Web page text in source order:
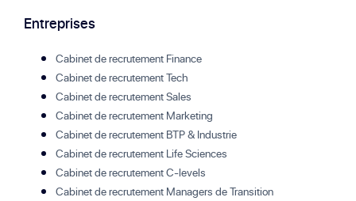
Entreprises
Cabinet de recrutement Finance
Cabinet de recrutement Tech
Cabinet de recrutement Sales
Cabinet de recrutement Marketing
Cabinet de recrutement BTP & Industrie
Cabinet de recrutement Life Sciences
Cabinet de recrutement C-levels
Cabinet de recrutement Managers de Transition